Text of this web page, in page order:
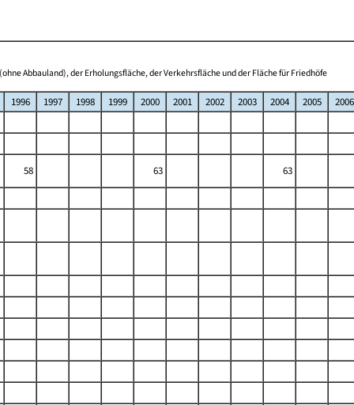
Abbauland), der Erholungsfläche, der Verkehrsfläche und der Fläche für Friedhöfe
1996 1997 1998 1999 2000 2001 2002 2003 2004 2005
2006
58 63
63